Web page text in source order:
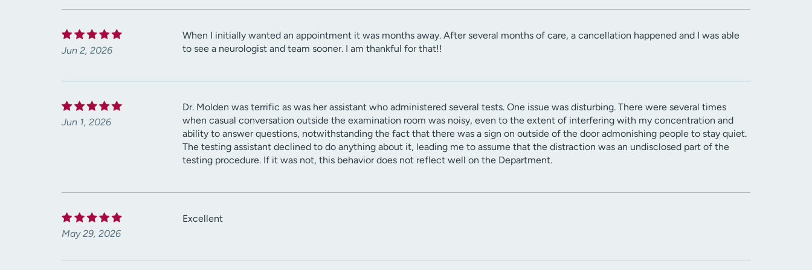
Jun 2, 2026
When I initially wanted an appointment it was months away. After several months of care, a cancellation happened and I was able
to see a neurologist and team sooner. I am thankful for that!!
Jun 1, 2026
Dr. Molden was terrific as was her assistant who administered several tests. One issue was disturbing. There were several times
when casual conversation outside the examination room was noisy, even to the extent of interfering with my concentration and
ability to answer questions, notwithstanding the fact that there was a sign on outside of the door admonishing people to stay quiet.
The testing assistant declined to do anything about it, leading me to assume that the distraction was an undisclosed part of the
testing procedure. If it was not, this behavior does not reflect well on the Department.
May 29, 2026
Excellent